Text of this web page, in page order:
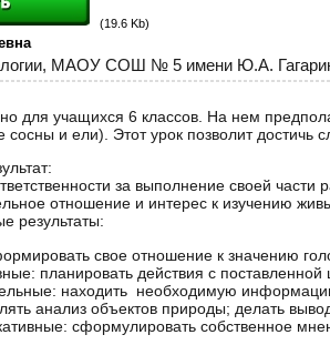
(19.6 Kb)
МАОУ СОШ № 5 имени Ю.А.
для учащихся 6 классов. На нем
и ели). Этот урок позволит достичь
за выполнение своей части
отношение и интерес к изучению
результаты:
свое отношение к значению
планировать действия с поставленной
находить необходимую
анализ объектов природы; делать
сформулировать собственное